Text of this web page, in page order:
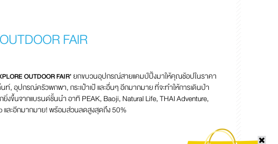
FAIR
OUTDOOR FAIR’ยกขบวนอุปกรณ์สายแคมป์ปิ้งมาให้คุณช้อปในราคา
นท์, อุปกรณ์ครัวพกพา, กระเป๋าเป้ และอื่นๆ อีกมากมาย ที่จะทำให้การเดินป่า
งขึ้นจากแบรนด์ชั้นนำ อาทิ PEAK, Baoji, Natural Life, THAI Adventure,
และอีกมากมาย! พร้อมส่วนลดสูงสุดถึง 50%